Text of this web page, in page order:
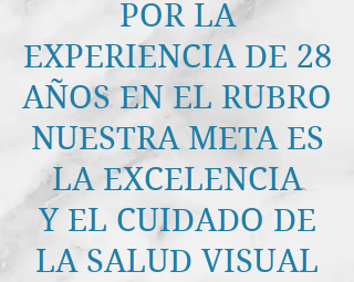
POR LA
EXPERIENCIA DE 28
AÑOS EN EL RUBRO
NUESTRA META ES
LA EXCELENCIA
Y EL CUIDADO DE
LA SALUD VISUAL